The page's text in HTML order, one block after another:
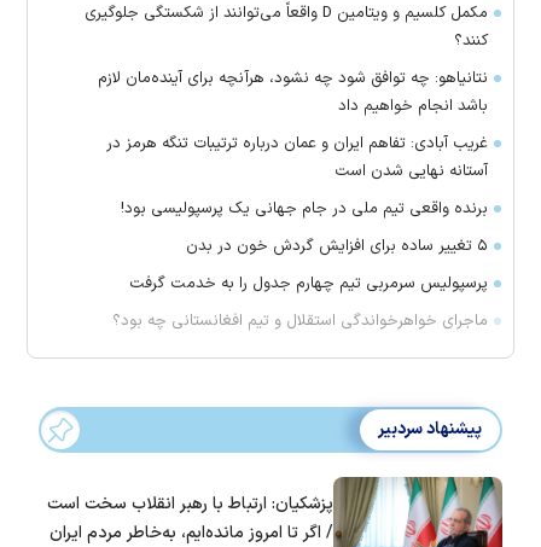
مکمل کلسیم و ویتامین D واقعاً می‌توانند از شکستگی جلوگیری
کنند؟
نتانیاهو: چه توافق شود چه نشود، هرآنچه برای آینده‌مان لازم
باشد انجام خواهیم داد
غریب آبادی: تفاهم ایران و عمان درباره ترتیبات تنگه هرمز در
آستانه نهایی شدن است
برنده واقعی تیم ملی در جام جهانی یک پرسپولیسی بود!
۵ تغییر ساده برای افزایش گردش خون در بدن
پرسپولیس سرمربی تیم چهارم جدول را به خدمت گرفت
ماجرای خواهرخواندگی استقلال و تیم افغانستانی چه بود؟
پیشنهاد سردبیر
پزشکیان: ارتباط با رهبر انقلاب سخت است
/ اگر تا امروز مانده‌ایم، به‌خاطر مردم ایران